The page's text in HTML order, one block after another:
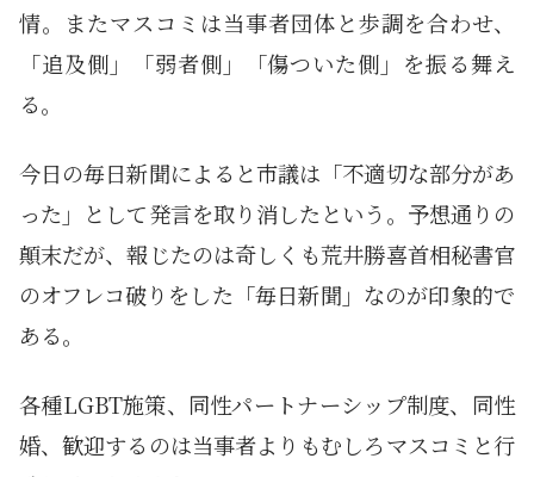
情。またマスコミは当事者団体と歩調を合わせ、
「追及側」「弱者側」「傷ついた側」を振る舞え
る。
今日の毎日新聞によると市議は「不適切な部分があ
った」として発言を取り消したという。予想通りの
顛末だが、報じたのは奇しくも荒井勝喜首相秘書官
のオフレコ破りをした「毎日新聞」なのが印象的で
ある。
各種LGBT施策、同性パートナーシップ制度、同性
婚、歓迎するのは当事者よりもむしろマスコミと行